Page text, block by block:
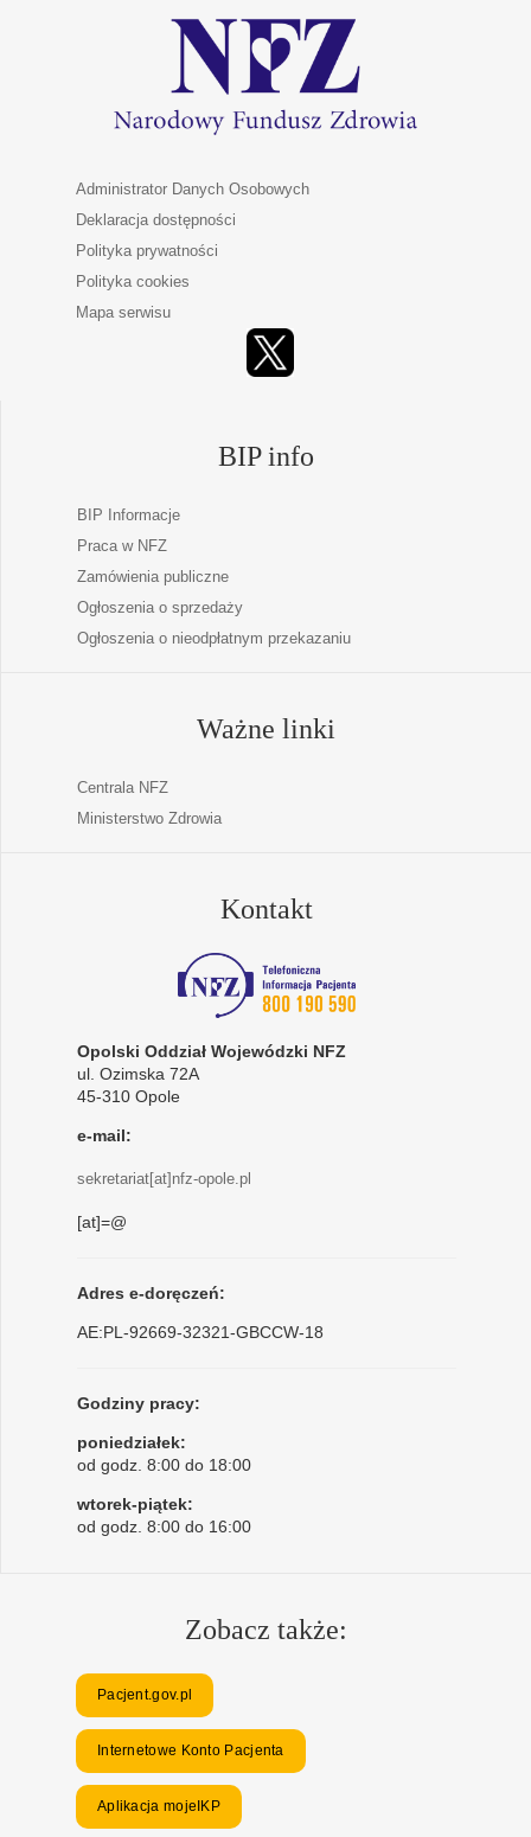
Administrator Danych Osobowych
Deklaracja dostępności
Polityka prywatności
Polityka cookies
Mapa serwisu
BIP info
BIP Informacje
Praca w NFZ
Zamówienia publiczne
Ogłoszenia o sprzedaży
Ogłoszenia o nieodpłatnym przekazaniu
Ważne linki
Centrala NFZ
Ministerstwo Zdrowia
Kontakt
Opolski Oddział Wojewódzki NFZ
ul. Ozimska 72A
45-310 Opole
e-mail:
sekretariat[at]nfz-opole.pl
[at]=@
Adres e-doręczeń:
AE:PL-92669-32321-GBCCW-18
Godziny pracy:
poniedziałek:
od godz. 8:00 do 18:00
wtorek-piątek:
od godz. 8:00 do 16:00
Zobacz także:
Pacjent.gov.pl
Internetowe Konto Pacjenta
Aplikacja mojeIKP